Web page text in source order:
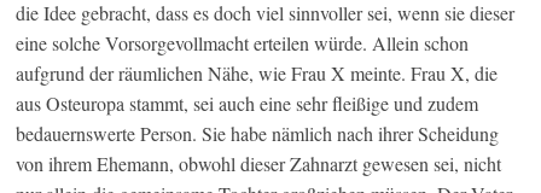
die Idee gebracht, dass es doch viel sinnvoller sei, wenn sie dieser
eine solche Vorsorgevollmacht erteilen würde. Allein schon
aufgrund der räumlichen Nähe, wie Frau X meinte. Frau X, die
aus Osteuropa stammt, sei auch eine sehr fleißige und zudem
bedauernswerte Person. Sie habe nämlich nach ihrer Scheidung
von ihrem Ehemann, obwohl dieser Zahnarzt gewesen sei, nicht